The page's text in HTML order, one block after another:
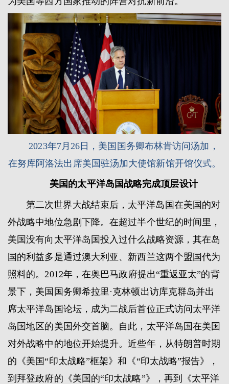
2023年7月26日，美国国务卿布林肯访问汤加，
在努库阿洛法出席美国驻汤加大使馆新馆开馆仪式。
美国的太平洋岛国战略完成顶层设计
第二次世界大战结束后，太平洋岛国在美国的对
外战略中地位急剧下降。在超过半个世纪的时间里，
美国没有向太平洋岛国投入过什么战略资源，其在岛
国的利益多是通过澳大利亚、新西兰这两个盟国代为
照料的。2012年，在奥巴马政府提出“重返亚太”的背
景下，美国国务卿希拉里·克林顿出访库克群岛并出
席太平洋岛国论坛，成为二战后首位正式访问太平洋
岛国地区的美国外交首脑。自此，太平洋岛国在美国
对外战略中的地位开始提升。近些年，从特朗普时期
的《美国“印太战略”框架》和《“印太战略”报告》，
到拜登政府的《美国的“印太战略”》，再到《太平洋